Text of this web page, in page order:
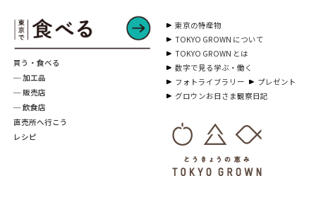
買う・食べる
─ 加工品
─ 販売店
─ 飲食店
直売所へ行こう
レシピ
東京の特産物
TOKYO GROWN について
TOKYO GROWN とは
数字で見る学ぶ・働く
フォトライブラリー
プレゼント
グロウンお日さま観察日記